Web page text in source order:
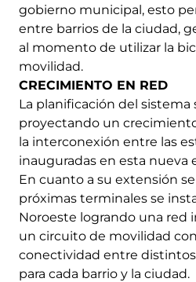
gobierno municipal, esto
entre barrios de la ciudad,
al momento de utilizar la
movilidad.
CRECIMIENTO EN RED
La planificación del sistema
proyectando un
la interconexión entre las
inauguradas en esta nueva
En cuanto a su extensión
próximas terminales se
Noroeste logrando una red
un circuito de movilidad
conectividad entre
para cada barrio y la ciudad.